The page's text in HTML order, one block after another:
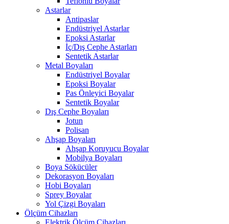
Astarlar
Antipaslar
Endüstriyel Astarlar
Epoksi Astarlar
İç/Dış Cephe Astarları
Sentetik Astarlar
Metal Boyaları
Endüstriyel Boyalar
Epoksi Boyalar
Pas Önleyici Boyalar
Sentetik Boyalar
Dış Cephe Boyaları
Jotun
Polisan
Ahşap Boyaları
Ahşap Koruyucu Boyalar
Mobilya Boyaları
Boya Sökücüler
Dekorasyon Boyaları
Hobi Boyaları
Sprey Boyalar
Yol Çizgi Boyaları
Ölçüm Cihazları
Elektrik Ölçüm Cihazları